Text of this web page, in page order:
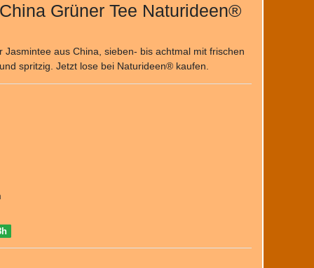
Grüner Tee Naturideen®
Jasmintee aus China, sieben- bis achtmal mit frischen
spritzig. Jetzt lose bei Naturideen® kaufen.